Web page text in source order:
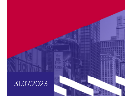
31.07.2023